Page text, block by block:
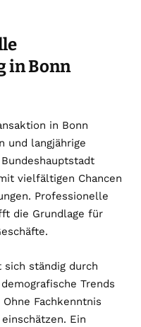
in Bonn
in Bonn
und langjährige
vielfältigen Chancen
Professionelle
die Grundlage für
ständig durch
Trends
Fachkenntnis
Ein